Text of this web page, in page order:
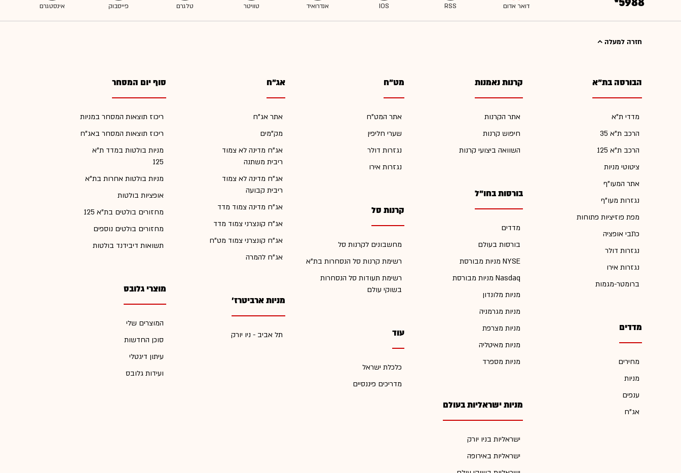
חזרה למעלה
הבורסה בת"א
מדדי ת"א
הרכב ת"א 35
הרכב ת"א 125
ציטוטי מניות
אתר המעו"ף
נגזרות מעו"ף
מפת פוזיציות פתוחות
כתבי אופציה
נגזרות דולר
נגזרות אירו
ברומטר-מגמות
מדדים
מחירים
מניות
ענפים
אג"ח
קרנות נאמנות
אתר הקרנות
חיפוש קרנות
השוואה ביצועי קרנות
בורסות בחו"ל
מדדים
בורסות בעולם
מניות מבורסת NYSE
מניות מבורסת Nasdaq
מניות מלונדון
מניות מגרמניה
מניות מצרפת
מניות מאיטליה
מניות מספרד
מניות ישראליות בעולם
ישראליות בניו יורק
ישראליות באירופה
מט"ח
אתר המט"ח
שערי חליפין
נגזרות דולר
נגזרות אירו
קרנות סל
מחשבונים לקרנות סל
רשימת קרנות סל הנסחרות בת"א
רשימת תעודות סל הנסחרות
בשוקי עולם
עוד
כלכלת ישראל
מדריכים פיננסיים
אג"ח
אתר אג"ח
מק"מים
אג"ח מדינה לא צמוד
ריבית משתנה
אג"ח מדינה לא צמוד
ריבית קבועה
אג"ח מדינה צמוד מדד
אג"ח קונצרני צמוד מדד
אג"ח קונצרני צמוד מט"ח
אג"ח להמרה
מניות ארביטרז'
תל אביב - ניו יורק
סוף יום המסחר
ריכוז תוצאות המסחר במניות
ריכוז תוצאות המסחר באג"ח
מניות בולטות במדד ת"א
125
מניות בולטות אחרות בת"א
אופציות בולטות
מחזורים בולטים בת"א 125
מחזורים בולטים נוספים
תשואות דיבידנד בולטות
מוצרי גלובס
המוצרים שלי
סוכן החדשות
עיתון דיגטלי
ועידות גלובס